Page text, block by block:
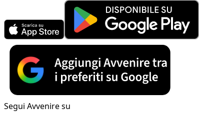
Segui Avvenire su